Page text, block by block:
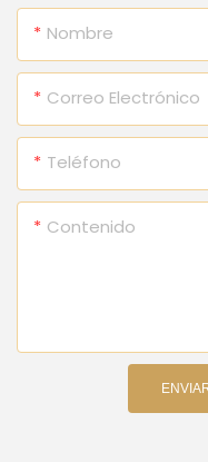
Nombre
Correo Electrónico
Teléfono
Contenido